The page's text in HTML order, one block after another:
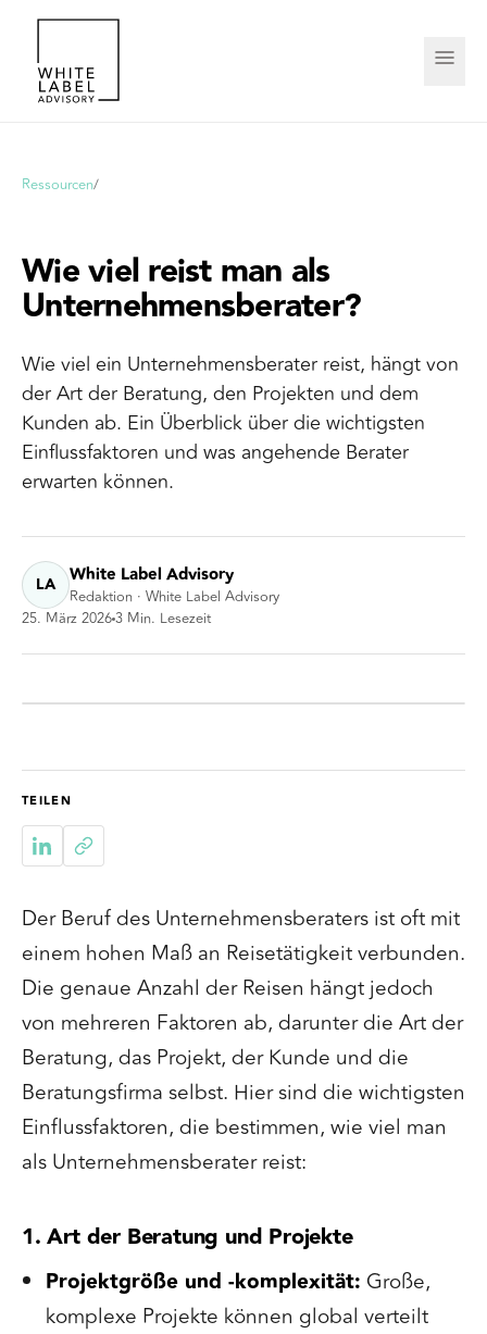
Ressourcen/
Wie viel reist man als
Unternehmensberater?
Wie viel ein Unternehmensberater reist, hängt von
der Art der Beratung, den Projekten und dem
Kunden ab. Ein Überblick über die wichtigsten
Einflussfaktoren und was angehende Berater
erwarten können.
LA White Label Advisory
Redaktion · White Label Advisory
25. März 20263 Min. Lesezeit
TEILEN
Der Beruf des Unternehmensberaters ist oft mit
einem hohen Maß an Reisetätigkeit verbunden.
Die genaue Anzahl der Reisen hängt jedoch
von mehreren Faktoren ab, darunter die Art der
Beratung, das Projekt, der Kunde und die
Beratungsfirma selbst. Hier sind die wichtigsten
Einflussfaktoren, die bestimmen, wie viel man
als Unternehmensberater reist:
1. Art der Beratung und Projekte
Projektgröße und -komplexität: Große,
komplexe Projekte können global verteilt